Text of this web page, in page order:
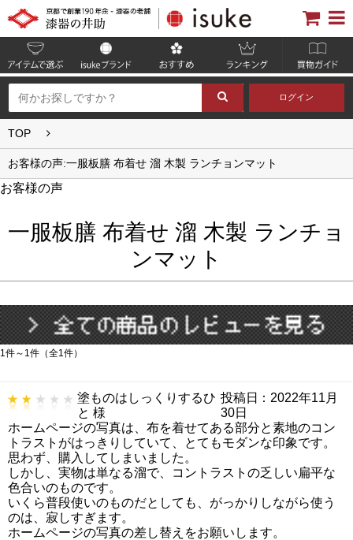
ログイン
TOP
お客様の声:一服板膳 布着せ 溜 木製 ランチョンマット
お客様の声
一服板膳 布着せ 溜 木製 ランチョ
ンマット
1件～1件（全1件）
塗ものはしっくりするひ
と 様
投稿日：2022年11月
30日
ホームページの写真は、布を着せてある部分と素地のコン
トラストがはっきりしていて、とてもモダンな印象です。
思わず、購入してしまいました。
しかし、実物は単なる溜で、コントラストの乏しい扁平な
色合いのものです。
いくら普段使いのものだとしても、がっかりしながら使う
のは、寂しすぎます。
ホームページの写真の差し替えをお願いします。